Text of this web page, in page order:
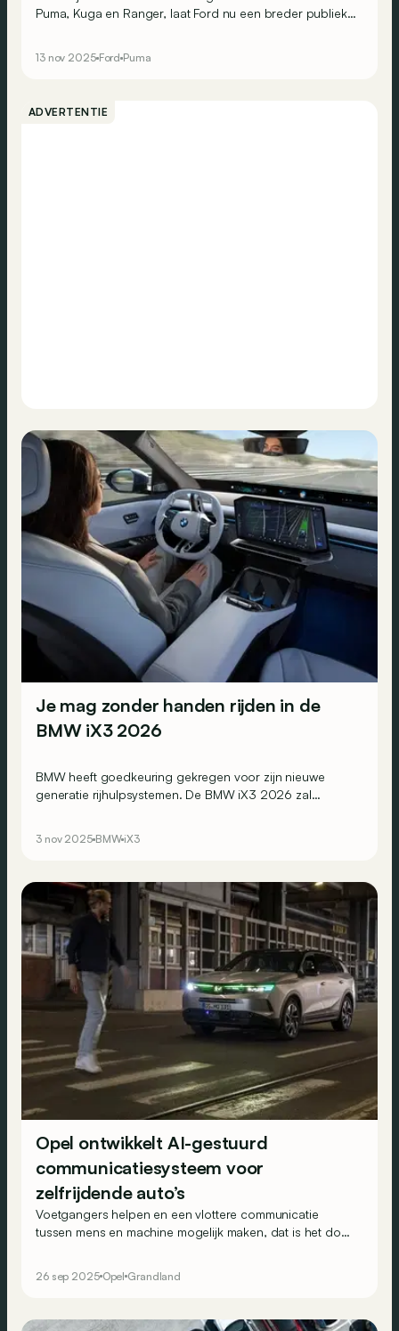
Puma, Kuga en Ranger, laat Ford nu een breder publiek
België.
13 nov 2025 Ford Puma
ADVERTENTIE
Je mag zonder handen rijden in de
BMW iX3 2026
BMW heeft goedkeuring gekregen voor zijn nieuwe
generatie rijhulpsystemen. De BMW iX3 2026 zal
technologie is ook in België beschikbaar vanaf de
3 nov 2025 BMW iX3
Opel ontwikkelt AI-gestuurd
communicatiesysteem voor
zelfrijdende auto’s
Voetgangers helpen en een vlottere communicatie
tussen mens en machine mogelijk maken, dat is het doel
26 sep 2025 Opel Grandland